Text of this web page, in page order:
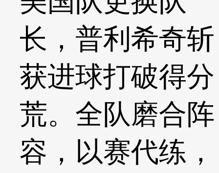
长，普利希奇斩
获进球打破得分
荒。全队磨合阵
容，以赛代练，